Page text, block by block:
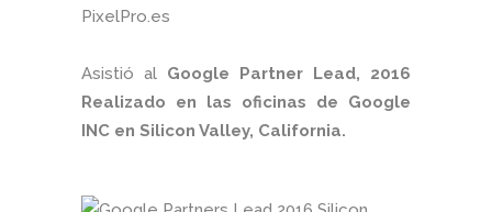
PixelPro.es
Asistió al Google Partner Lead, 2016
Realizado en las oficinas de Google
INC en Silicon Valley, California.